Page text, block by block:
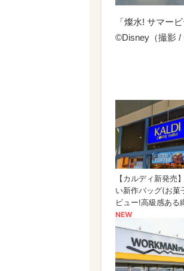
「燦水! サマー
©Disney（撮影 /